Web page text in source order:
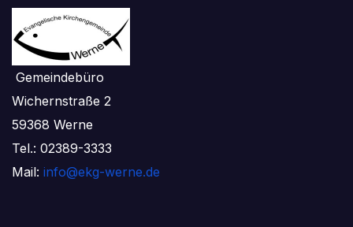
Gemeindebüro
Wichernstraße 2
59368 Werne
Tel.: 02389-3333
Mail: info@ekg-werne.de